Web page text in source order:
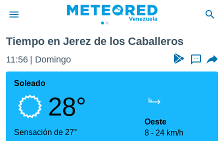
de
ha
calidad.
a este
Tiempo en Jerez de los Caballeros
11:56 Domingo ...
Soleado
28°
Sensación de 27°
Oeste
8
24 km/h